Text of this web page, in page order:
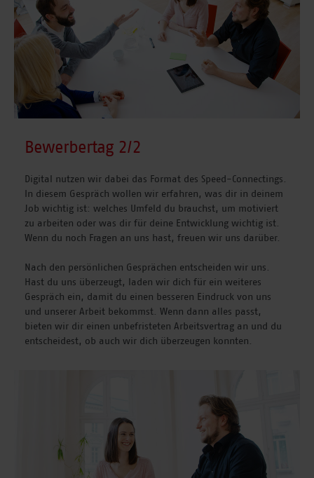
Bewerbertag 2/2
Digital nutzen wir dabei das Format des Speed-Connectings.
In diesem Gespräch wollen wir erfahren, was dir in deinem
Job wichtig ist: welches Umfeld du brauchst, um motiviert
zu arbeiten oder was dir für deine Entwicklung wichtig ist.
Wenn du noch Fragen an uns hast, freuen wir uns darüber.
Nach den persönlichen Gesprächen entscheiden wir uns.
Hast du uns überzeugt, laden wir dich für ein weiteres
Gespräch ein, damit du einen besseren Eindruck von uns
und unserer Arbeit bekommst. Wenn dann alles passt,
bieten wir dir einen unbefristeten Arbeitsvertrag an und du
entscheidest, ob auch wir dich überzeugen konnten.